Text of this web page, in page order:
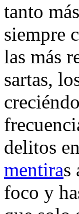
tanto
siempre
las más
sartas,
delitos
mentiras
foco y